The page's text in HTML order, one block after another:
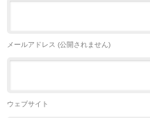
メールアドレス (公開されません)
ウェブサイト